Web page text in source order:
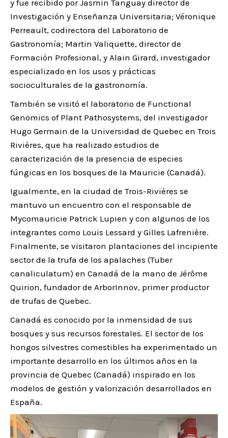
y fue recibido por Jasmin Tanguay director de
Investigación y Enseñanza Universitaria; Véronique
Perreault, codirectora del Laboratorio de
Gastronomía; Martin Valiquette, director de
Formación Profesional, y Alain Girard, investigador
especializado en los usos y prácticas
socioculturales de la gastronomía.
También se visitó el laboratorio de Functional
Genomics of Plant Pathosystems, del investigador
Hugo Germain de la Universidad de Quebec en Trois
Rivières, que ha realizado estudios de
caracterización de la presencia de especies
fúngicas en los bosques de la Mauricie (Canadá).
Igualmente, en la ciudad de Trois-Rivières se
mantuvo un encuentro con el responsable de
Mycomauricie Patrick Lupien y con algunos de los
integrantes como Louis Lessard y Gilles Lafrenière.
Finalmente, se visitaron plantaciones del incipiente
sector de la trufa de los apalaches (Tuber
canaliculatum) en Canadá de la mano de Jérôme
Quirion, fundador de ArborInnov, primer productor
de trufas de Quebec.
Canadá es conocido por la inmensidad de sus
bosques y sus recursos forestales. El sector de los
hongos silvestres comestibles ha experimentado un
importante desarrollo en los últimos años en la
provincia de Quebec (Canadá) inspirado en los
modelos de gestión y valorización desarrollados en
España.